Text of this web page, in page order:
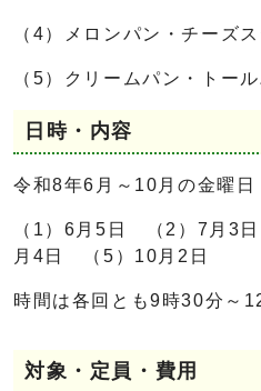
（4）メロンパン・チーズ
（5）クリームパン・トー
日時・内容
令和8年6月～10月の金曜日
（1）6月5日 （2）7月3
月4日 （5）10月2日
時間は各回とも9時30分～
対象・定員・費用